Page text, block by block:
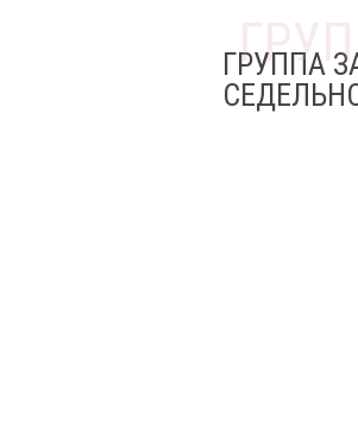
ГРУППА